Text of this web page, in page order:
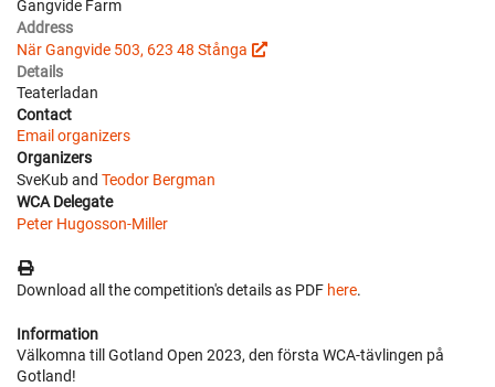
Gangvide Farm
Address
När Gangvide 503, 623 48 Stånga
Details
Teaterladan
Contact
Email organizers
Organizers
SveKub and Teodor Bergman
WCA Delegate
Peter Hugosson-Miller
Download all the competition's details as PDF here.
Information
Välkomna till Gotland Open 2023, den första WCA-tävlingen på
Gotland!